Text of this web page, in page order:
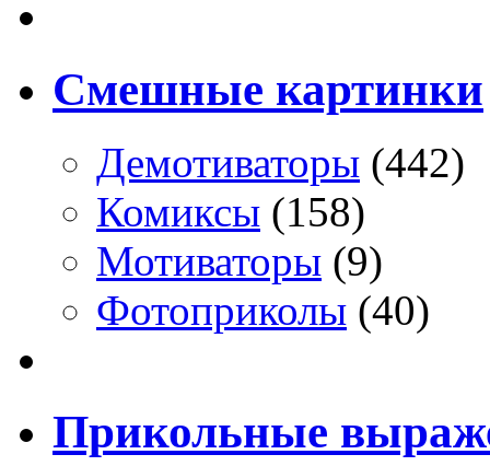
Смешные картинки
Демотиваторы (442)
Комиксы (158)
Мотиваторы (9)
Фотоприколы (40)
Прикольные